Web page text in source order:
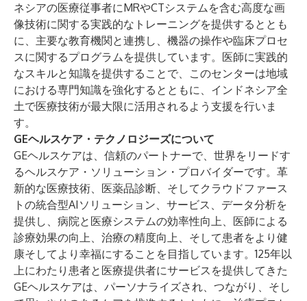
ネシアの医療従事者にMRやCTシステムを含む高度な画
像技術に関する実践的なトレーニングを提供するととも
に、主要な教育機関と連携し、機器の操作や臨床プロセ
スに関するプログラムを提供しています。医師に実践的
なスキルと知識を提供することで、このセンターは地域
における専門知識を強化するとともに、インドネシア全
土で医療技術が最大限に活用されるよう支援を行いま
す。
GEヘルスケア・テクノロジーズについて
GEヘルスケアは、信頼のパートナーで、世界をリードす
るヘルスケア・ソリューション・プロバイダーです。革
新的な医療技術、医薬品診断、そしてクラウドファース
トの統合型AIソリューション、サービス、データ分析を
提供し、病院と医療システムの効率性向上、医師による
診療効果の向上、治療の精度向上、そして患者をより健
康そしてより幸福にすることを目指しています。125年以
上にわたり患者と医療提供者にサービスを提供してきた
GEヘルスケアは、パーソナライズされ、つながり、そし